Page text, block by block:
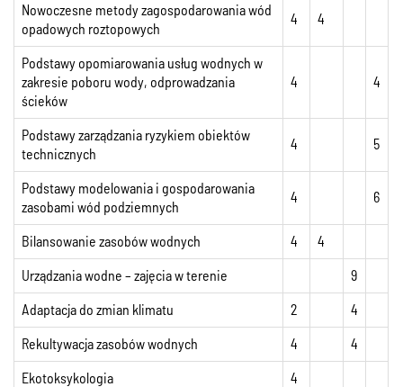
Nowoczesne metody zagospodarowania wód
opadowych roztopowych
4 4
Podstawy opomiarowania usług wodnych w
zakresie poboru wody, odprowadzania
ścieków
4 4
Podstawy zarządzania ryzykiem obiektów
technicznych
4 5
Podstawy modelowania i gospodarowania
zasobami wód podziemnych
4 6
Bilansowanie zasobów wodnych 4
4
Urządzania wodne – zajęcia w terenie
9
Adaptacja do zmian klimatu
2
4
Rekultywacja zasobów wodnych
4
4
Ekotoksykologia
4